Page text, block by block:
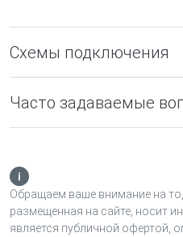
нему устройств.
Конвертер обеспечивает
преобразование протокола
адресной линии связи
Контроль подключенных
Управление
Передачу в прибор
Светодиодную
Схемы подключения
Часто задаваемые
Обращаем ваше внимание на
размещенная на сайте, носит
является публичной офертой,